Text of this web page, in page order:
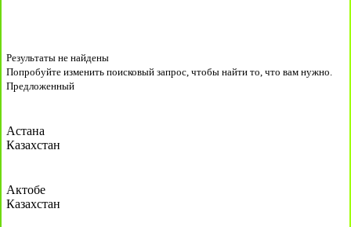
Результаты не найдены
Попробуйте изменить поисковый запрос, чтобы найти то, что вам нужно.
Предложенный
Астана
Казахстан
Актобе
Казахстан